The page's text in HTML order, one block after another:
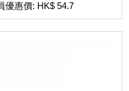
優惠價: HK$ 54.7